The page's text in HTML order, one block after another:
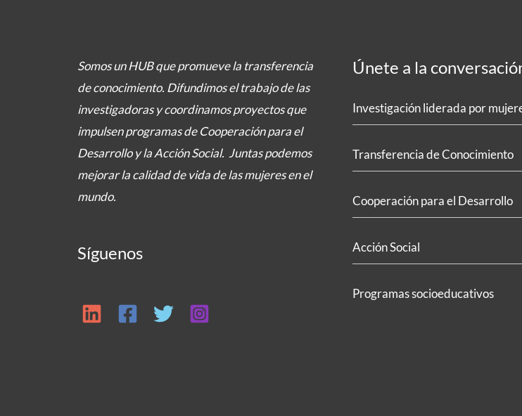
Somos un HUB que promueve la transferencia
de conocimiento. Difundimos el trabajo de las
investigadoras y coordinamos proyectosque
impulsen programas de Cooperación para el
Desarrollo y la Acción Social. Juntas podemos
mejorar la calidad de vida de las mujeres en el
mundo.
Síguenos
Únete a la
Investigación liderada por
Transferencia de Conocimiento
Cooperación para el Desarrollo
Acción Social
Programas socioeducativos